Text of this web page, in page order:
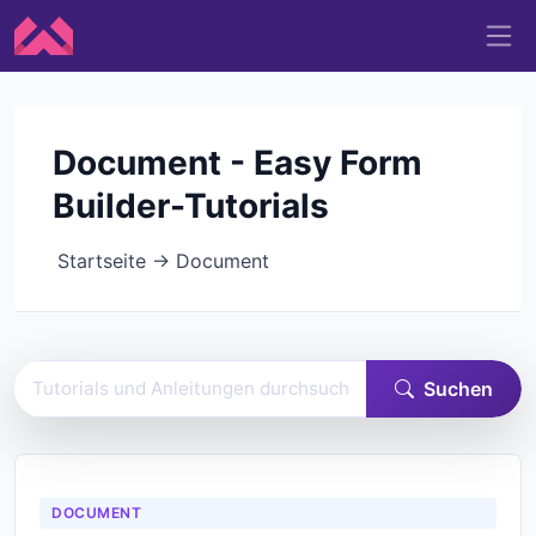
Document - Easy Form
Builder-Tutorials
Startseite → Document
Easy Form Builder-Dokumentation durchsuchen
Suchen
DOCUMENT